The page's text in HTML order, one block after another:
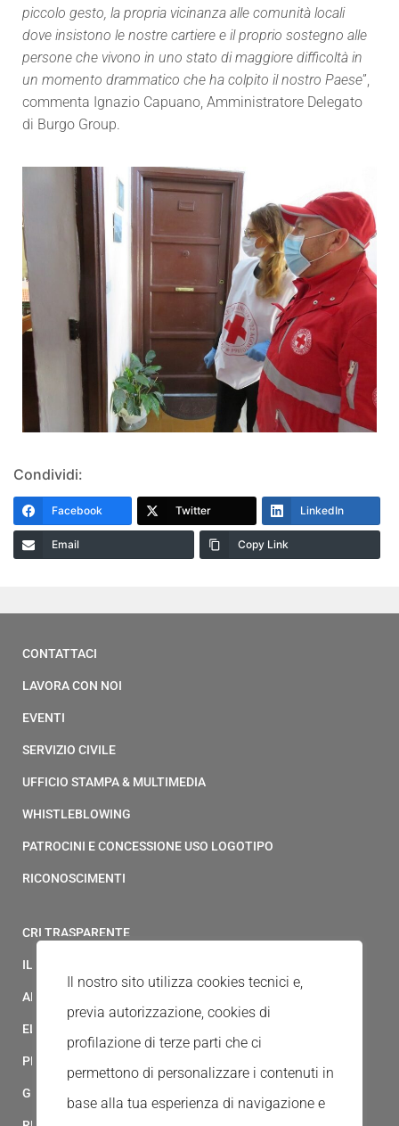
piccolo gesto, la propria vicinanza alle comunità locali
dove insistono le nostre cartiere e il proprio sostegno alle
persone che vivono in uno stato di maggiore difficoltà in
un momento drammatico che ha colpito il nostro Paese”,
commenta Ignazio Capuano, Amministratore Delegato
di Burgo Group.
Condividi:
Facebook Twitter LinkedIn
Email Copy Link
CONTATTACI
LAVORA CON NOI
EVENTI
SERVIZIO CIVILE
UFFICIO STAMPA & MULTIMEDIA
WHISTLEBLOWING
PATROCINI E CONCESSIONE USO LOGOTIPO
RICONOSCIMENTI
CRI TRASPARENTE
IL MODELLO 231 DELLA CROCE ROSSA ITALIANA
ALBO FORNITORI
ELENCO AVVOCATI
PRIVACY
GESTIONALE GAIA
Il nostro sito utilizza cookies tecnici e,
previa autorizzazione, cookies di
profilazione di terze parti che ci
permettono di personalizzare i contenuti in
base alla tua esperienza di navigazione e